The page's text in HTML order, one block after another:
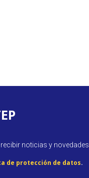
noticias y novedades.
de protección de datos.